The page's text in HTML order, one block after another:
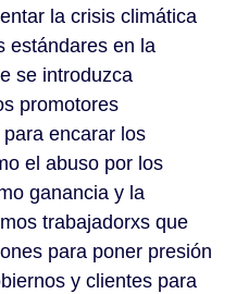
la crisis climática
estándares en la
se introduzca
promotores
encarar los
el abuso por los
ganancia y la
trabajadorxs que
para poner presión
y clientes para